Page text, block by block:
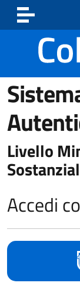
Vai ai contenuti
Vai al footer
Livello
Accedi